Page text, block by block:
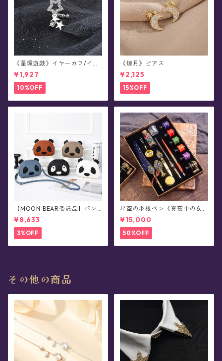
《星環遊戯》イヤーカフ/イヤ
ークリップ/イヤリング(片耳
用)
¥1,927
10%OFF
《煌月》ピアス
¥2,125
15%OFF
【MOON BEAR委託品】パン
ダさん・レザーショルダーバ
ッグ/ポシェット
¥8,633
3%OFF
星空の羽根ペン《真夜中の6彩
星魔法団》ガラスペン・イン
クセット(シーリングスタンプ
付き/全8色)0011
¥15,000
50%OFF
その他の商品